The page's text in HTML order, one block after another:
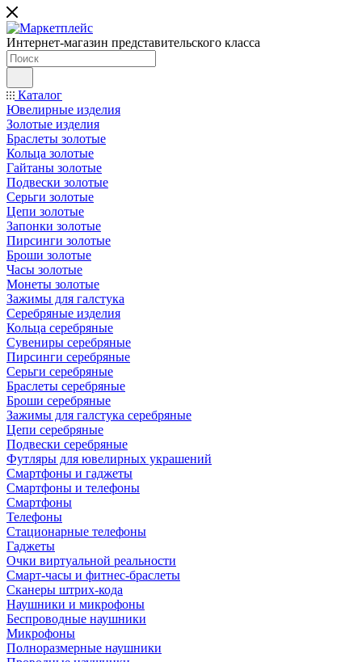
Интернет-магазин представительского класса
Каталог
Ювелирные изделия
Золотые изделия
Браслеты золотые
Кольца золотые
Гайтаны золотые
Подвески золотые
Серьги золотые
Цепи золотые
Запонки золотые
Пирсинги золотые
Броши золотые
Часы золотые
Монеты золотые
Зажимы для галстука
Серебряные изделия
Кольца серебряные
Сувениры серебряные
Пирсинги серебряные
Серьги серебряные
Браслеты серебряные
Броши серебряные
Зажимы для галстука серебряные
Цепи серебряные
Подвески серебряные
Футляры для ювелирных украшений
Смартфоны и гаджеты
Смартфоны и телефоны
Смартфоны
Телефоны
Стационарные телефоны
Гаджеты
Очки виртуальной реальности
Смарт-часы и фитнес-браслеты
Сканеры штрих-кода
Наушники и микрофоны
Беспроводные наушники
Микрофоны
Полноразмерные наушники